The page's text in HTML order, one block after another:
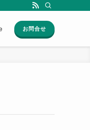
お問合せ